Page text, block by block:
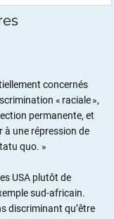
concernés
« raciale »,
permanente, et
à une répression de
quo. »
USA plutôt de
sud-africain.
discriminant qu’être